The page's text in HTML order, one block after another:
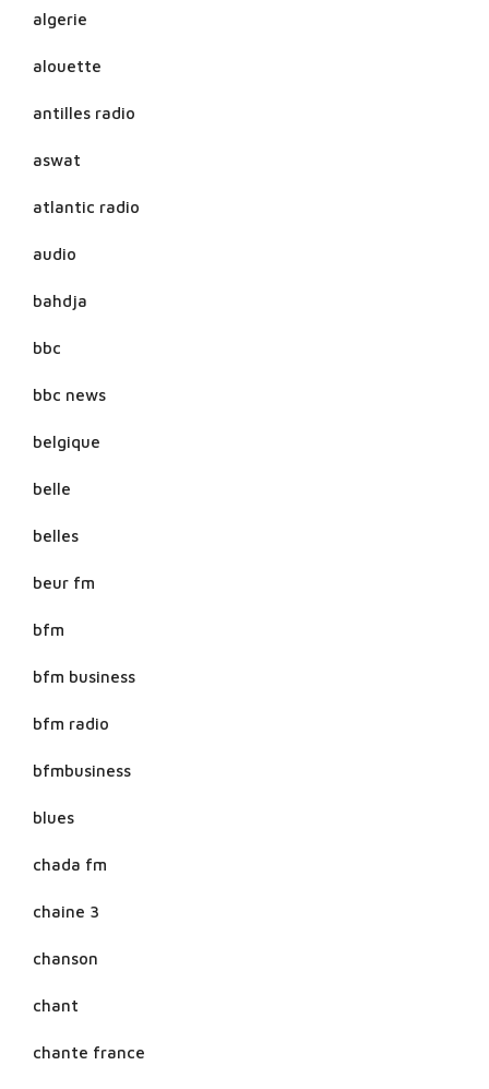
algerie
alouette
antilles radio
aswat
atlantic radio
audio
bahdja
bbc
bbc news
belgique
belle
belles
beur fm
bfm
bfm business
bfm radio
bfmbusiness
blues
chada fm
chaine 3
chanson
chant
chante france